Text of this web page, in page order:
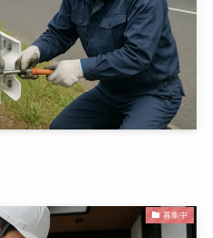
募集中